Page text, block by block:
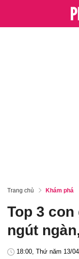
Trang chủ Khám phá
Top 3
ngút
18:00, Thứ năm 13/